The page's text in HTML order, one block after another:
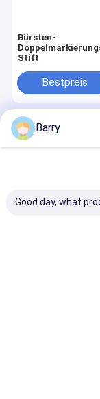
Bürsten-
Stift
Bestpreis
Industries
Barry
Good day, what